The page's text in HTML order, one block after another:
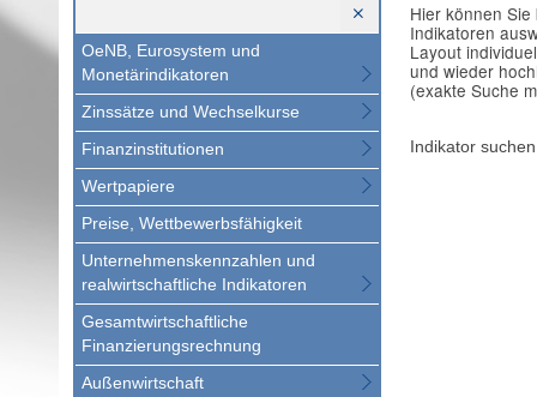
OeNB, Eurosystem und
Monetärindikatoren
Zinssätze und Wechselkurse
Finanzinstitutionen
Wertpapiere
Preise, Wettbewerbsfähigkeit
Unternehmenskennzahlen und
realwirtschaftliche Indikatoren
Gesamtwirtschaftliche
Finanzierungsrechnung
Außenwirtschaft
Hier können
Indikatoren
Layout
und wieder
(exakte Suche
Indikator suchen